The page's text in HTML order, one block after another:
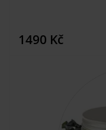
1490 Kč